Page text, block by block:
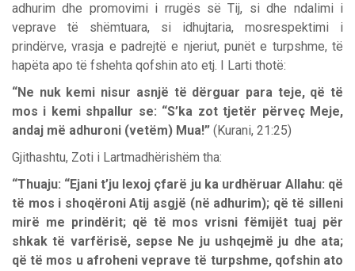
adhurim dhe promovimi i rrugës së Tij, si dhe ndalimi i
veprave të shëmtuara, si idhujtaria, mosrespektimi i
prindërve, vrasja e padrejtë e njeriut, punët e turpshme, të
hapëta apo të fshehta qofshin ato etj. I Larti thotë:
“Ne nuk kemi nisur asnjë të dërguar para teje, që të
mos i kemi shpallur se: “S’ka zot tjetër përveç Meje,
andaj më adhuroni (vetëm) Mua!” (Kurani, 21:25)
Gjithashtu, Zoti i Lartmadhërishëm tha:
“Thuaju: “Ejani t’ju lexoj çfarë ju ka urdhëruar Allahu: që
të mos i shoqëroni Atij asgjë (në adhurim); që të silleni
mirë me prindërit; që të mos vrisni fëmijët tuaj për
shkak të varfërisë, sepse Ne ju ushqejmë ju dhe ata;
që të mos u afroheni veprave të turpshme, qofshin ato